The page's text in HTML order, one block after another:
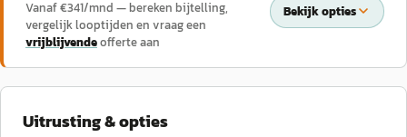
Vanaf €341/mnd — bereken bijtelling,
vergelijk looptijden en vraag een
vrijblijvendeofferte aan
Bekijk opties
Uitrusting & opties